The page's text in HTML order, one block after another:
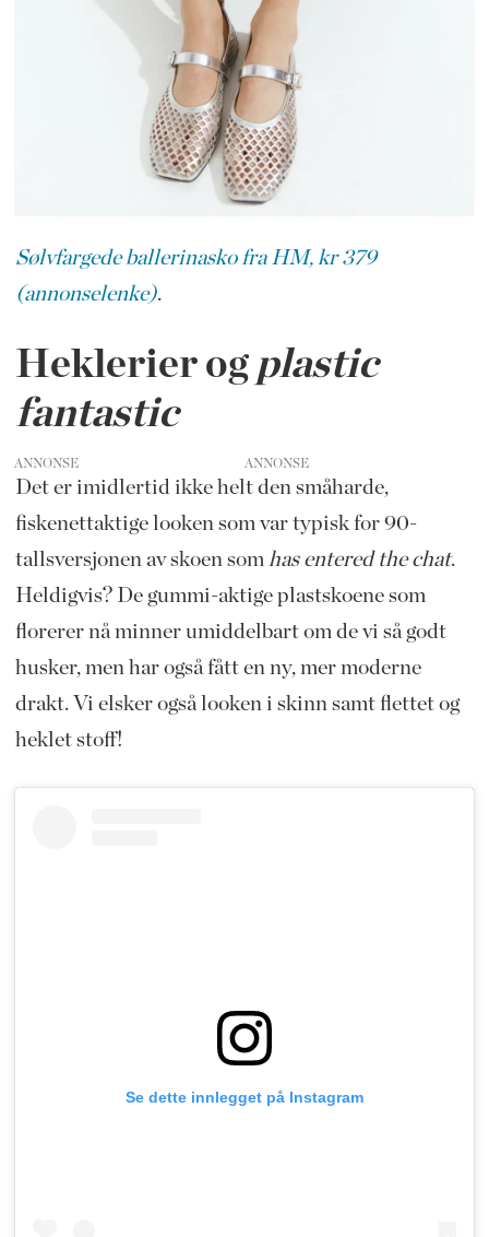
Sølvfargede ballerinasko fra HM, kr 379
(annonselenke).
Heklerier og plastic
fantastic
ANNONSE
Det er imidlertid ikke helt den småharde,
fiskenettaktige looken som var typisk for 90-
tallsversjonen av skoen som has entered the chat.
Heldigvis? De gummi-aktige plastskoene som
florerer nå minner umiddelbart om de vi så godt
husker, men har også fått en ny, mer moderne
drakt. Vi elsker også looken i skinn samt flettet og
heklet stoff!
Se dette innlegget på Instagram